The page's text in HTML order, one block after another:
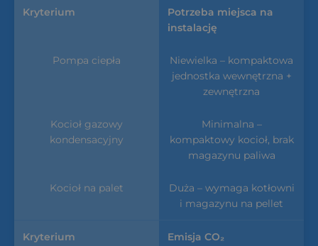
Potrzeba miejsca na
instalację
Niewielka – kompaktowa
jednostka wewnętrzna +
zewnętrzna
Minimalna –
kompaktowy kocioł, brak
magazynu paliwa
Duża – wymaga kotłowni
i magazynu na pellet
Emisja CO₂